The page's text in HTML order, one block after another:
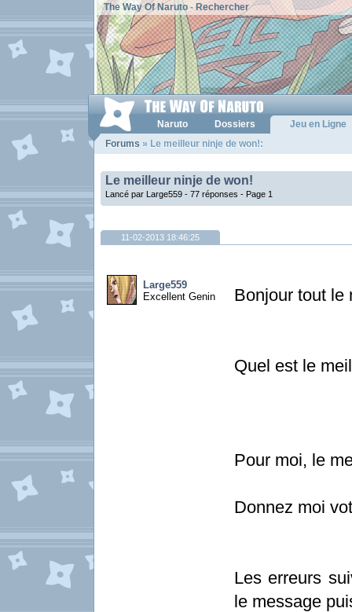
The Way Of Naruto- Rechercher
Naruto Dossiers
Jeu en Ligne
Forums » Le meilleur ninje de won!:
Le meilleur ninje de won!
Lancé par Large559 - 77 réponses - Page 1
11-02-2013 18:46:25
Large559
Excellent Genin
Bonjour tout le
Quel est le
Pour moi, le
Donnez moi
Les erreurs
le message